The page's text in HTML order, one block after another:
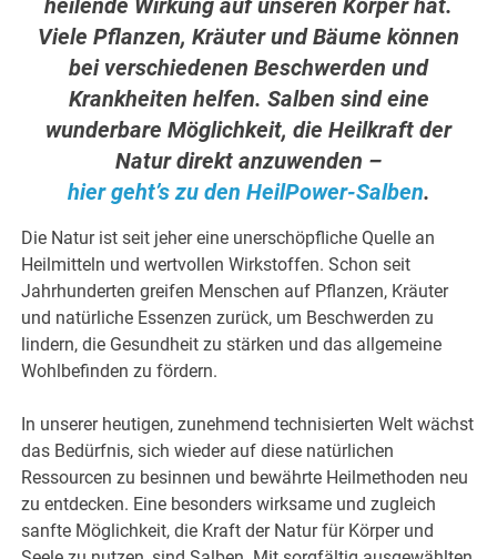
heilende Wirkung auf unseren Körper hat.
Viele Pflanzen, Kräuter und Bäume können
bei verschiedenen Beschwerden und
Krankheiten helfen. Salben sind eine
wunderbare Möglichkeit, die Heilkraft der
Natur direkt anzuwenden –
hier geht’s zu den HeilPower-Salben.
Die Natur ist seit jeher eine unerschöpfliche Quelle an
Heilmitteln und wertvollen Wirkstoffen. Schon seit
Jahrhunderten greifen Menschen auf Pflanzen, Kräuter
und natürliche Essenzen zurück, um Beschwerden zu
lindern, die Gesundheit zu stärken und das allgemeine
Wohlbefinden zu fördern.
In unserer heutigen, zunehmend technisierten Welt wächst
das Bedürfnis, sich wieder auf diese natürlichen
Ressourcen zu besinnen und bewährte Heilmethoden neu
zu entdecken. Eine besonders wirksame und zugleich
sanfte Möglichkeit, die Kraft der Natur für Körper und